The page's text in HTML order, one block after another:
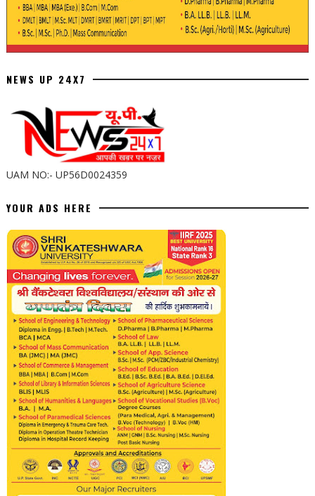
NEWS UP 24X7
UAM NO:- UP56D0024359
YOUR ADS HERE